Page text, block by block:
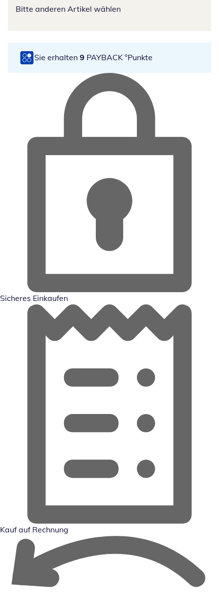
Bitte anderen Artikel wählen
Sie erhalten 9 PAYBACK °Punkte
Sicheres Einkaufen
Kauf auf Rechnung